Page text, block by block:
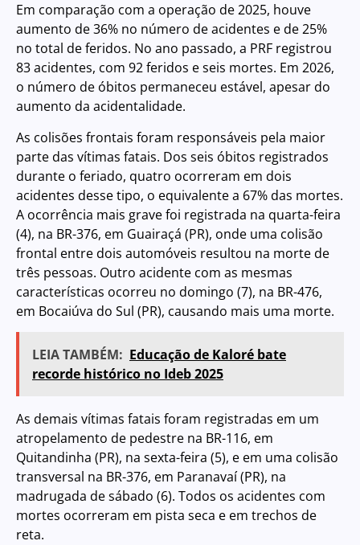
Em comparação com a operação de 2025, houve
aumento de 36% no número de acidentes e de 25%
no total de feridos. No ano passado, a PRF registrou
83 acidentes, com 92 feridos e seis mortes. Em 2026,
o número de óbitos permaneceu estável, apesar do
aumento da acidentalidade.
As colisões frontais foram responsáveis pela maior
parte das vítimas fatais. Dos seis óbitos registrados
durante o feriado, quatro ocorreram em dois
acidentes desse tipo, o equivalente a 67% das mortes.
A ocorrência mais grave foi registrada na quarta-feira
(4), na BR-376, em Guairaçá (PR), onde uma colisão
frontal entre dois automóveis resultou na morte de
três pessoas. Outro acidente com as mesmas
características ocorreu no domingo (7), na BR-476,
em Bocaiúva do Sul (PR), causando mais uma morte.
LEIA TAMBÉM: Educação de Kaloré bate
recorde histórico no Ideb 2025
As demais vítimas fatais foram registradas em um
atropelamento de pedestre na BR-116, em
Quitandinha (PR), na sexta-feira (5), e em uma colisão
transversal na BR-376, em Paranavaí (PR), na
madrugada de sábado (6). Todos os acidentes com
mortes ocorreram em pista seca e em trechos de
reta.